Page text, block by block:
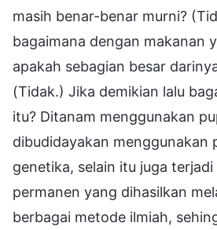
masih benar-benar murni?
bagaimana dengan makanan
apakah sebagian besar
(Tidak.) Jika demikian lalu
itu? Ditanam menggunakan
dibudidayakan menggunakan
genetika, selain itu juga
permanen yang dihasilkan
berbagai metode ilmiah,